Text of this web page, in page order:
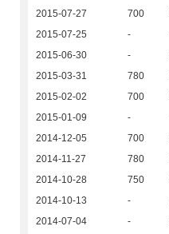
2015-07-27
700
2015-07-25
-
2015-06-30
-
2015-03-31
780
2015-02-02
700
2015-01-09
-
2014-12-05
700
2014-11-27
780
2014-10-28
750
2014-10-13
-
2014-07-04
-